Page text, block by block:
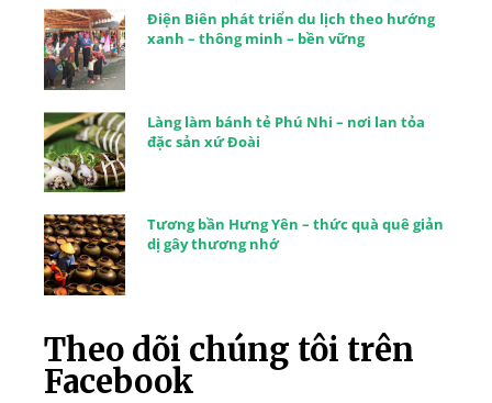
Điện Biên phát triển du lịch theo hướng
xanh – thông minh – bền vững
Làng làm bánh tẻ Phú Nhi – nơi lan tỏa
đặc sản xứ Đoài
Tương bần Hưng Yên – thức quà quê giản
dị gây thương nhớ
Theo dõi chúng tôi trên
Facebook